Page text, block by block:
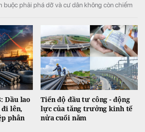
buộc phải phá dỡ và cư dân không còn chiếm
Dầu lao
đi lên,
phân
Tiến độ đầu tư công - động
lực của tăng trưởng kinh tế
nửa cuối năm